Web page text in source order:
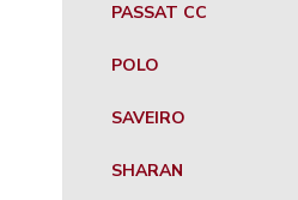
PASSAT CC
POLO
SAVEIRO
SHARAN